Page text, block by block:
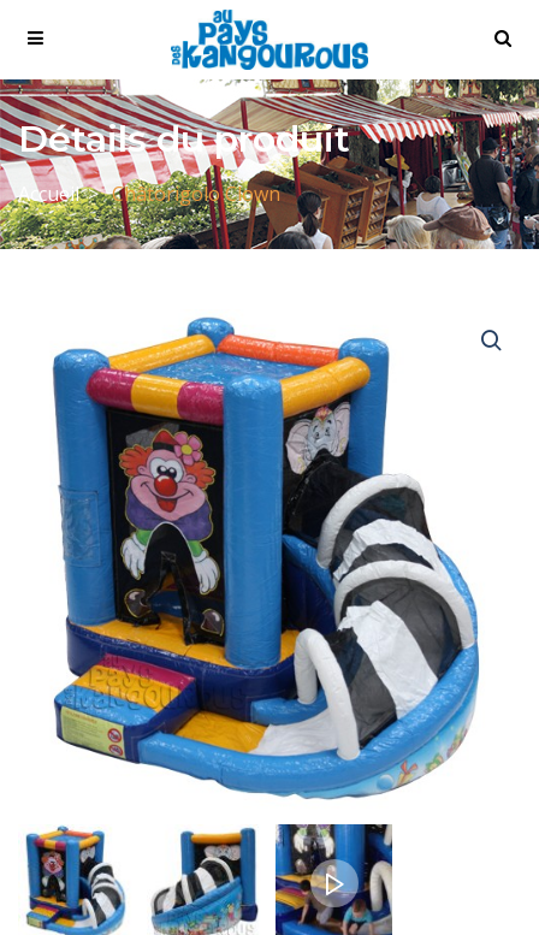
Détails du produit
Accueil Châtorigolo Clown